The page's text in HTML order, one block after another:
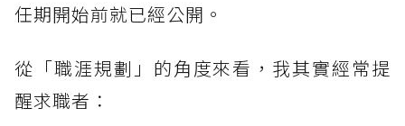
任期開始前就已經公開。
從「職涯規劃」的角度來看，我其實經常提
醒求職者：